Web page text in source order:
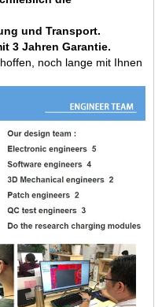
und Transport.
3 Jahren Garantie.
noch lange mit Ihnen